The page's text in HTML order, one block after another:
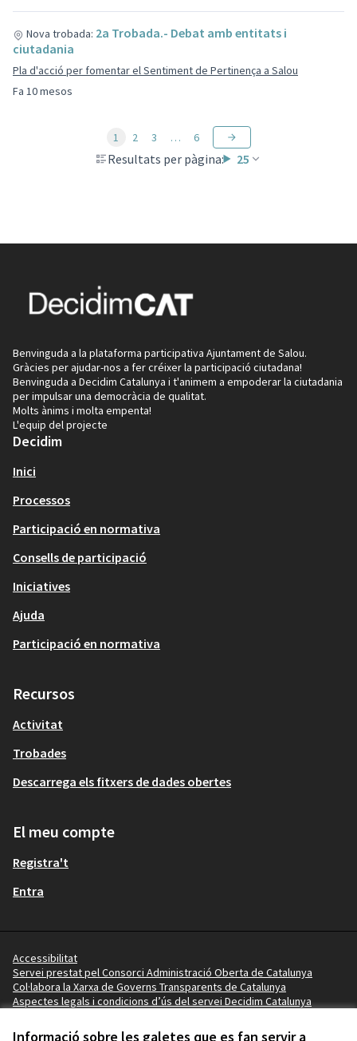
Informació sobre les galetes que es fan servir a
Fa 10 mesos
Nova trobada: 2a Trobada.- Debat amb entitats i
ciutadania
Pla d'acció per fomentar el Sentiment de Pertinença a Salou
Resultats per pàgina: 25
1 2 3 … 6
Benvinguda a la plataforma participativa Ajuntament de Salou.
Gràcies per ajudar-nos a fer créixer la participació ciutadana!
Benvinguda a Decidim Catalunya i t'animem a empoderar la ciutadania
per impulsar una democràcia de qualitat.
Molts ànims i molta empenta!
L'equip del projecte
Decidim
Inici
Processos
Participació en normativa
Consells de participació
Iniciatives
Ajuda
Participació en normativa
Recursos
Activitat
Trobades
Descarrega els fitxers de dades obertes
El meu compte
Registra't
Entra
Accessibilitat
Servei prestat pel Consorci Administració Oberta de Catalunya
Col·labora la Xarxa de Governs Transparents de Catalunya
Aspectes legals i condicions d’ús del servei Decidim Catalunya
Termes i condicions